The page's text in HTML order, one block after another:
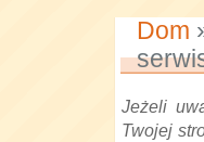
Dom
Jeżeli
Twojej